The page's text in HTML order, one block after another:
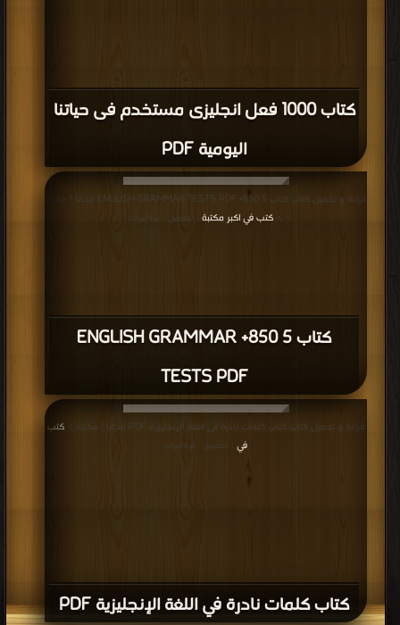
كتاب 1000 فعل انجليزى مستخدم فى حياتنا
اليومية PDF
كتاب 5 850+ ENGLISH GRAMMAR
TESTS PDF
قراءة و تحميل كتاب كتاب 5 850+ ENGLISH GRAMMAR TESTS PDF مجانا | مكتبة
> كتب في اكبر مكتبة | التحميل : مرة/مرات
كتاب كلمات نادرة في اللغة الإنجليزية PDF
قراءة و تحميل كتاب كتاب كلمات نادرة في اللغة الإنجليزية PDF مجانا | مكتبة >
كتب
في
| التحميل : مرة/مرات